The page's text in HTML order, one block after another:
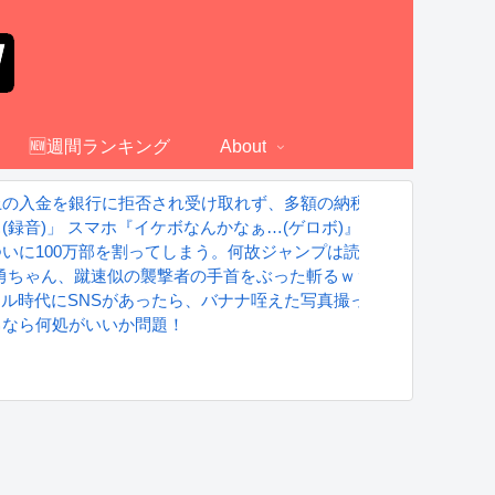
🆕週間ランキング About
入金を銀行に拒否され受け取れず、多額の納税義務だけが残る
録音)」 スマホ『イケボなんかなぁ…(ゲロボ)』←これｗｗｗ
に100万部を割ってしまう。何故ジャンプは読まれなくなった
ちゃん、蹴速似の襲撃者の手首をぶった斬るｗｗｗｗ
時代にSNSがあったら、バナナ咥えた写真撮ってたと思う」
ら何処がいいか問題！